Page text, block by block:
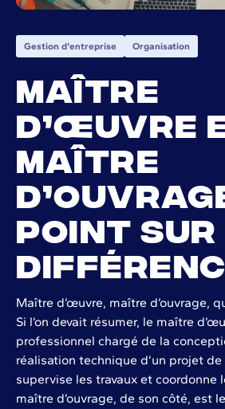
Gestion d'entreprise Organisation
Maître
d’œuvre
maître
point sur
Maître d’œuvre, maître d’ouvrage,
Si l’on devait résumer, le maître
professionnel chargé de la
réalisation technique d’un projet
supervise les travaux et coordonne
maître d’ouvrage, de son côté, est